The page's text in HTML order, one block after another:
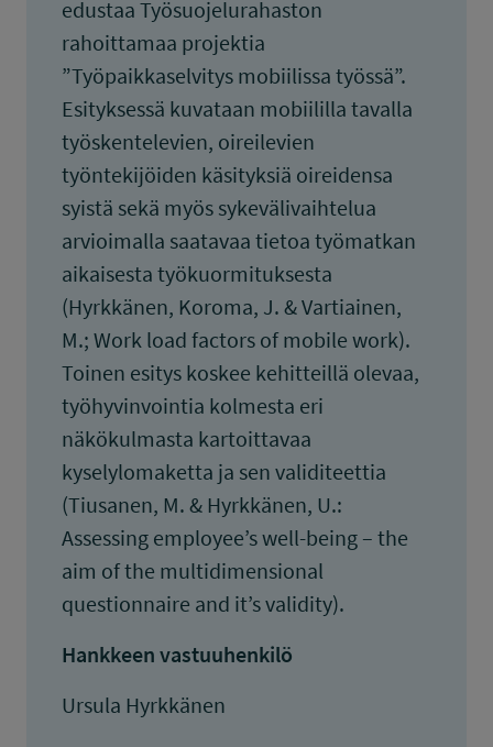
edustaa Työsuojelurahaston
rahoittamaa projektia
”Työpaikkaselvitys mobiilissa työssä”.
Esityksessä kuvataan mobiililla tavalla
työskentelevien, oireilevien
työntekijöiden käsityksiä oireidensa
syistä sekä myös sykevälivaihtelua
arvioimalla saatavaa tietoa työmatkan
aikaisesta työkuormituksesta
(Hyrkkänen, Koroma, J. & Vartiainen,
M.; Work load factors of mobile work).
Toinen esitys koskee kehitteillä olevaa,
työhyvinvointia kolmesta eri
näkökulmasta kartoittavaa
kyselylomaketta ja sen validiteettia
(Tiusanen, M. & Hyrkkänen, U.:
Assessing employee’s well-being – the
aim of the multidimensional
questionnaire and it’s validity).
Hankkeen vastuuhenkilö
Ursula Hyrkkänen